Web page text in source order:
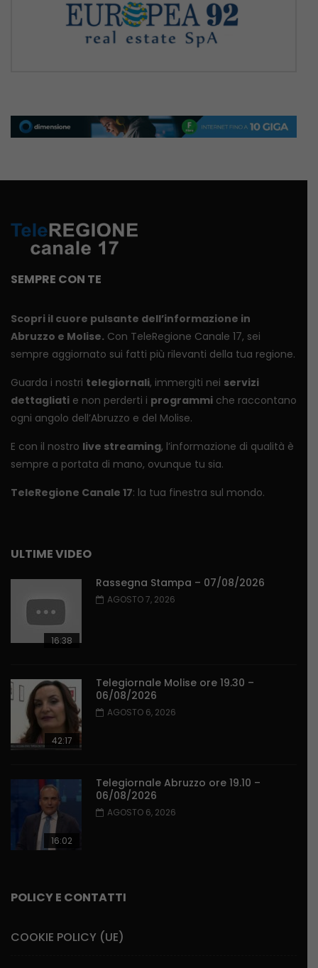
SEMPRE CON TE
Scopri il cuore pulsante dell’informazione in
Abruzzo e Molise. Con TeleRegione Canale 17, sei
sempre aggiornato sui fatti più rilevanti della tua regione.
Guarda i nostri telegiornali, immergiti nei servizi
dettagliati e non perderti i programmi che raccontano
ogni angolo dell’Abruzzo e del Molise.
E con il nostro live streaming, l’informazione di qualità è
sempre a portata di mano, ovunque tu sia.
TeleRegione Canale 17: la tua finestra sul mondo.
ULTIME VIDEO
16:38
Rassegna Stampa – 07/08/2026
AGOSTO 7, 2026
42:17
Telegiornale Molise ore 19.30 –
06/08/2026
AGOSTO 6, 2026
16:02
Telegiornale Abruzzo ore 19.10 –
06/08/2026
AGOSTO 6, 2026
POLICY E CONTATTI
COOKIE POLICY (UE)